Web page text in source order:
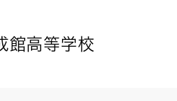
館高等学校